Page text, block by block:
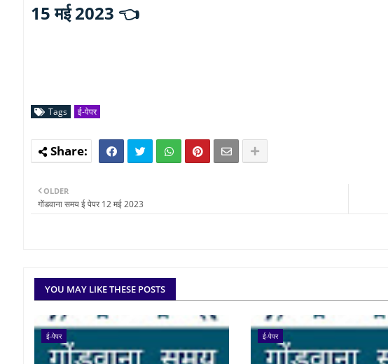
15 मई 2023 👈
Tags ई-पेपर
OLDER
गोंडवाना समय ई पेपर 12 मई 2023
YOU MAY LIKE THESE POSTS
ई-पेपर ई-पेपर